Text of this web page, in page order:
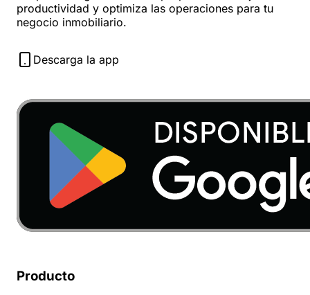
productividad y optimiza las operaciones para tu
negocio inmobiliario.
Descarga la app
Producto